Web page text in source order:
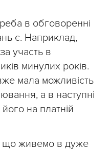
в обговоренні
є. Наприклад,
участь в
минулих років.
мала можливість
а в наступні
на платній
що живемо в дуже